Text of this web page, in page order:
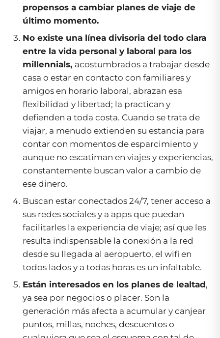
propensos a cambiar planes de viaje de
último momento.
No existe una línea divisoria del todo clara
entre la vida personal y laboral para los
millennials, acostumbrados a trabajar desde
casa o estar en contacto con familiares y
amigos en horario laboral, abrazan esa
flexibilidad y libertad; la practican y
defienden a toda costa. Cuando se trata de
viajar, a menudo extienden su estancia para
contar con momentos de esparcimiento y
aunque no escatiman en viajes y experiencias,
constantemente buscan valor a cambio de
ese dinero.
Buscan estar conectados 24/7, tener acceso a
sus redes sociales y a apps que puedan
facilitarles la experiencia de viaje; así que les
resulta indispensable la conexión a la red
desde su llegada al aeropuerto, el wifi en
todos lados y a todas horas es un infaltable.
Están interesados en los planes de lealtad,
ya sea por negocios o placer. Son la
generación más afecta a acumular y canjear
puntos, millas, noches, descuentos o